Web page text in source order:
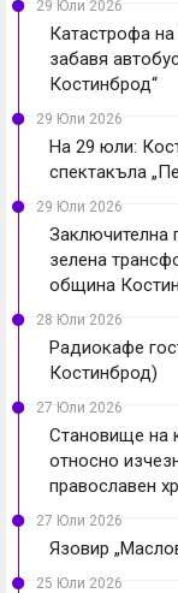
29 Юли 2026
Катастрофа на
забавя
Костинброд“
29 Юли 2026
На 29 юли:
спектакъла
29 Юли 2026
Заключителна
зелена
община
28 Юли 2026
Радиокафе
Костинброд)
27 Юли 2026
Становище на
относно
православен
27 Юли 2026
Язовир
25 Юли 2026